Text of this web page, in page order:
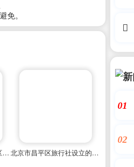
免。
问询北京市申请条件平谷区旅行社业务经营许可证 北京市昌平区旅行社设立的规定及注册流程
01
02